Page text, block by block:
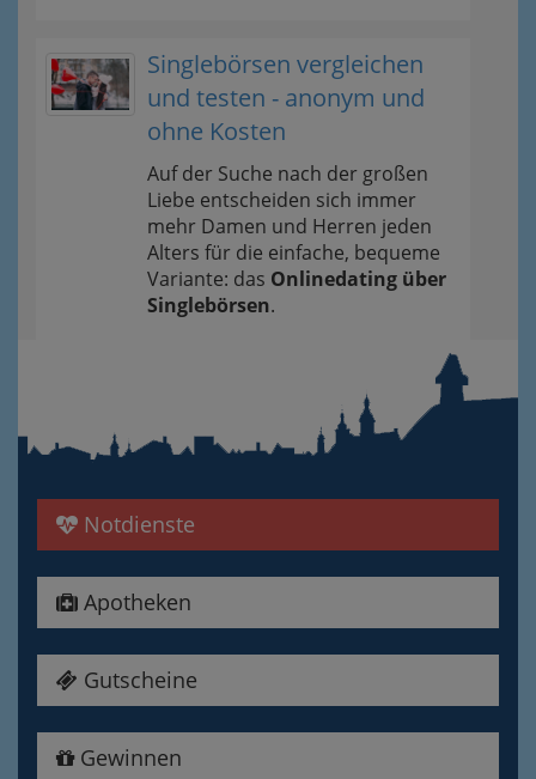
Singlebörsen vergleichen
und testen - anonym und
ohne Kosten
Auf der Suche nach der großen
Liebe entscheiden sich immer
mehr Damen und Herren jeden
Alters für die einfache, bequeme
Variante: das Onlinedating über
Singlebörsen.
Notdienste
Apotheken
Gutscheine
Gewinnen